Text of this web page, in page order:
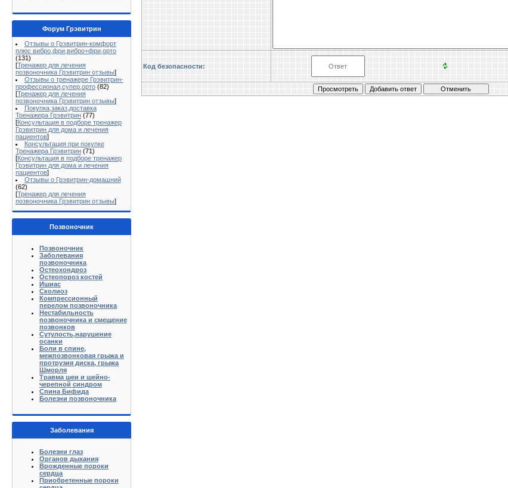
Форум Грэвитрин
Отзывы о Грэвитрин-комфорт
плюс вибро,фри,вибро+фри,орто
(131)
[Тренажер для лечения
позвоночника Грэвитрин отзывы]
Отзывы о тренажере Грэвитрин-
профессионал,супер,орто (82)
[Тренажер для лечения
позвоночника Грэвитрин отзывы]
Покупка,заказ,доставка
Тренажера Грэвитрин (77)
[Консультация в подборе тренажер
Грэвитрин для дома и лечения
пациентов]
Консультация при покупке
Тренажера Грэвитрин (71)
[Консультация в подборе тренажер
Грэвитрин для дома и лечения
пациентов]
Отзывы о Грэвитрин-домашний
(62)
[Тренажер для лечения
позвоночника Грэвитрин отзывы]
Позвоночник
Позвоночник
Заболевания
позвоночника
Остеохондроз
Остеопороз костей
Ишиас
Сколиоз
Компрессионный
перелом позвоночника
Нестабильность
позвоночника и смещение
позвонков
Сутулость,нарушение
осанки
Боли в спине,
межпозвонковая грыжа и
протрузия диска, грыжа
Шморля
Травма шеи и шейно-
черепной синдром
Спина Бифида
Болезни позвоночника
Заболевания
Болезни глаз
Органов дыхания
Врожденные пороки
сердца
Приобретенные пороки
Код безопасности: